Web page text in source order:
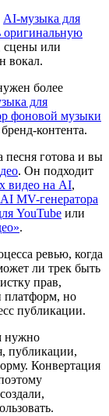
AI-музыка для
оригинальную
сцены или
вокал.
более
для
фоновой музыки
контента.
песня готова и вы
. Он подходит
видео на AI,
AI MV-генератора
YouTube или
.
ревью, когда
ли трек быть
прав,
платформ, но
публикации.
нужно
публикации,
Конвертация